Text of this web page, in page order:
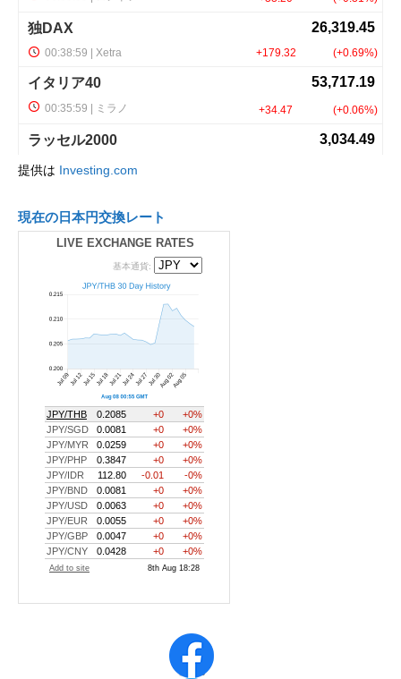
提供は Investing.com
現在の日本円交換レート
LIVE EXCHANGE RATES